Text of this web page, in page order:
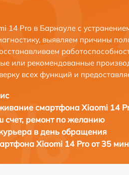
14 Pro в Барнауле с
выявляем причины
или рекомендованные
всех функций и
смартфона Xiaomi 14
счет, ремонт по желанию
в день обращения
Xiaomi 14 Pro от 35